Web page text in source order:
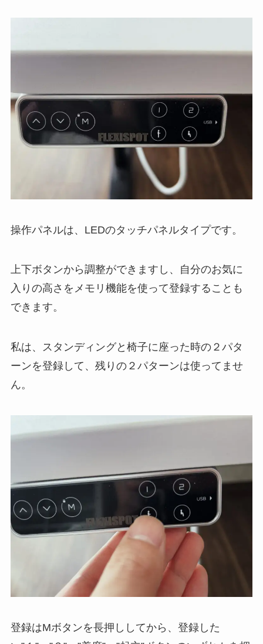
操作パネルは、LEDのタッチパネルタイプです。
上下ボタンから調整ができますし、自分のお気に
入りの高さをメモリ機能を使って登録することも
できます。
私は、スタンディングと椅子に座った時の２パタ
ーンを登録して、残りの２パターンは使ってませ
ん。
登録はMボタンを長押ししてから、登録した